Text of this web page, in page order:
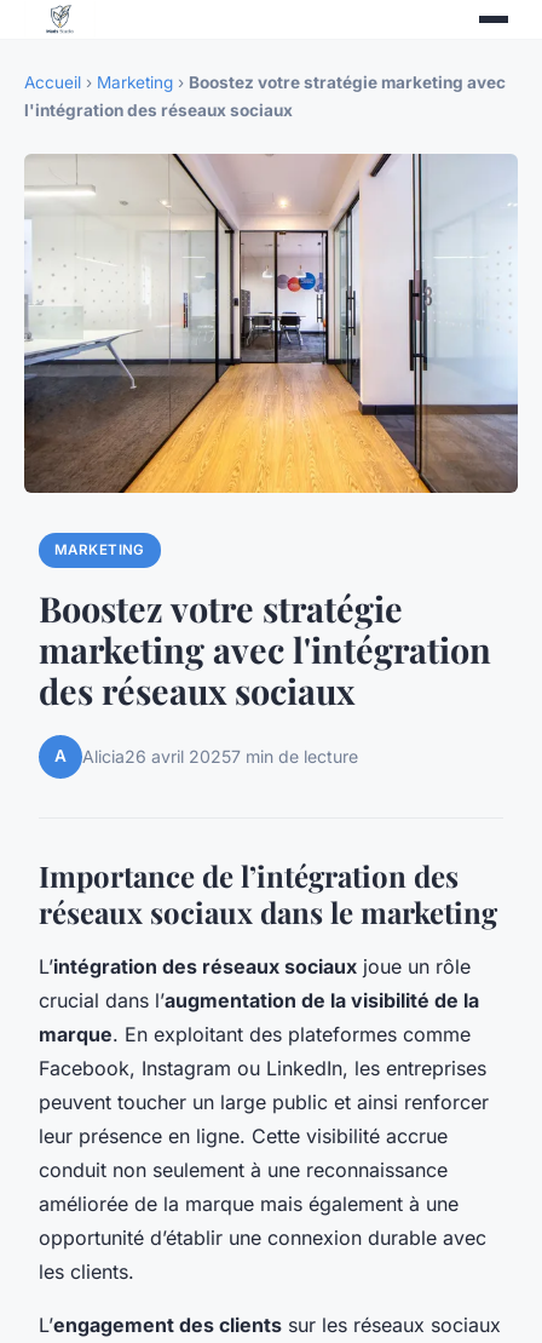
Accueil › Marketing › Boostez votre stratégie marketing avec
l'intégration des réseaux sociaux
MARKETING
Boostez votre stratégie
marketing avec l'intégration
des réseaux sociaux
A Alicia26 avril 20257 min de lecture
Importance de l’intégration des
réseaux sociaux dans le marketing
L’intégration des réseaux sociaux joue un rôle
crucial dans l’augmentation de la visibilité de la
marque. En exploitant des plateformes comme
Facebook, Instagram ou LinkedIn, les entreprises
peuvent toucher un large public et ainsi renforcer
leur présence en ligne. Cette visibilité accrue
conduit non seulement à une reconnaissance
améliorée de la marque mais également à une
opportunité d’établir une connexion durable avec
les clients.
L’engagement des clients sur les réseaux sociaux